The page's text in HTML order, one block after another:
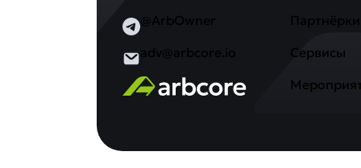
@ArbOwner
adv@arbcore.io
Партнёрки
Сервисы